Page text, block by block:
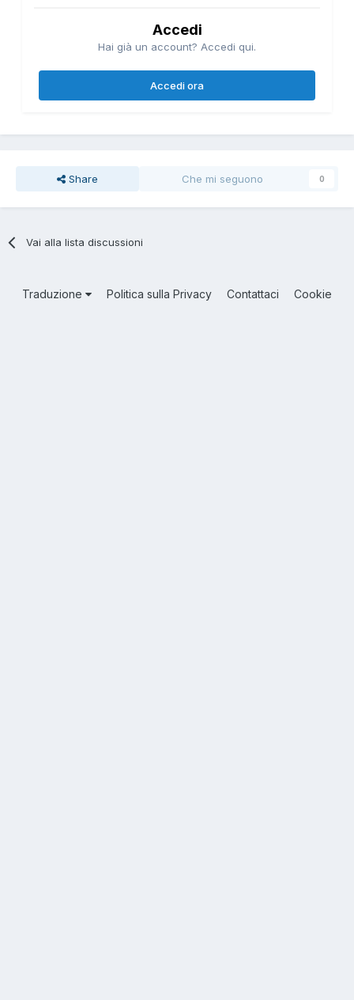
Accedi
Hai già un account? Accedi qui.
Accedi ora
Share Che mi seguono 0
Vai alla lista discussioni
Traduzione Politica sulla Privacy Contattaci Cookie